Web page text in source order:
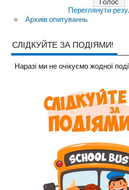
Переглянути
Архиів опитуваннь
СЛІДКУЙТЕ ЗА ПОДІЯМИ!
Наразi ми не очiкуємо жодної